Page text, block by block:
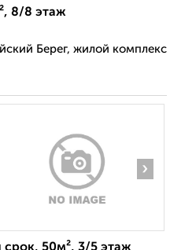
8/8 этаж
Берег, жилой комплекс
›